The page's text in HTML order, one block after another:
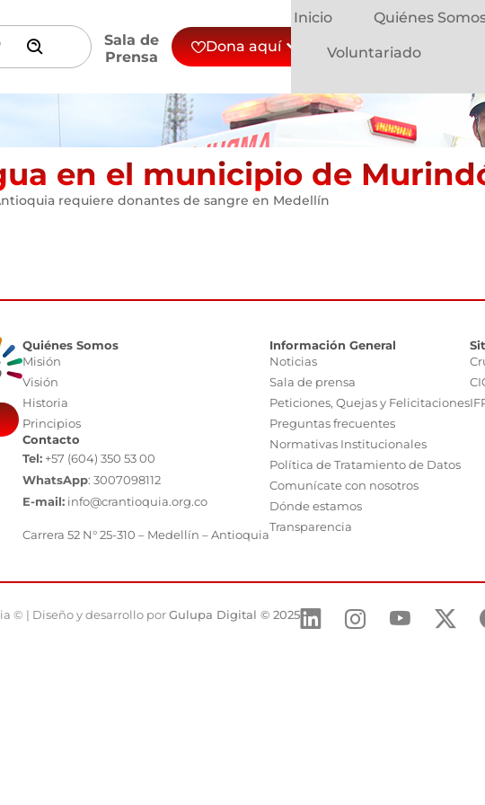
Sala de
Prensa
Dona aquí
Inicio Quiénes
Voluntariado
en el municipio de
requiere donantes de sangre en Medellín
Quiénes Somos
Misión
Visión
Historia
Principios
Contacto
Tel: +57 (604) 350 53 00
WhatsApp: 3007098112
E-mail: info@crantioquia.org.co
Carrera 52 N° 25-310 – Medellín – Antioquia
Información General
Noticias
Sala de prensa
Peticiones, Quejas y Felicitaciones
Preguntas frecuentes
Normativas Institucionales
Política de Tratamiento de Datos
Comunícate con nosotros
Dónde estamos
Transparencia
© | Diseño y desarrollo porGulupa Digital © 2025